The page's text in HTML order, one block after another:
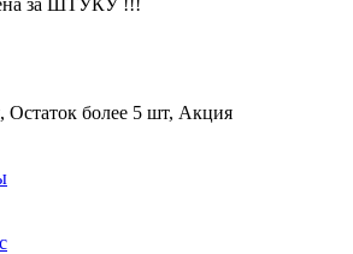
Остаток более 5 шт, Акция